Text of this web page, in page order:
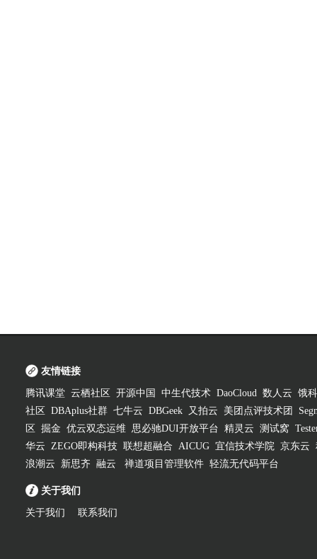
友情链接
腾讯课堂 云栖社区 开源中国 中生代技术 DaoCloud 数人云 饿
社区
DBAplus社群 七牛云 DBGeek 又拍云 美团点评技术团
区
掘金 优云双态运维 思必驰DUI开放平台 精灵云 测试窝
华云 ZEGO即构科技 联想超融合 AICUG 宜信技术学院 京东云
浪潮云
新思齐 融云 禅道项目管理软件 轻流无代码平台
关于我们
关于我们 联系我们